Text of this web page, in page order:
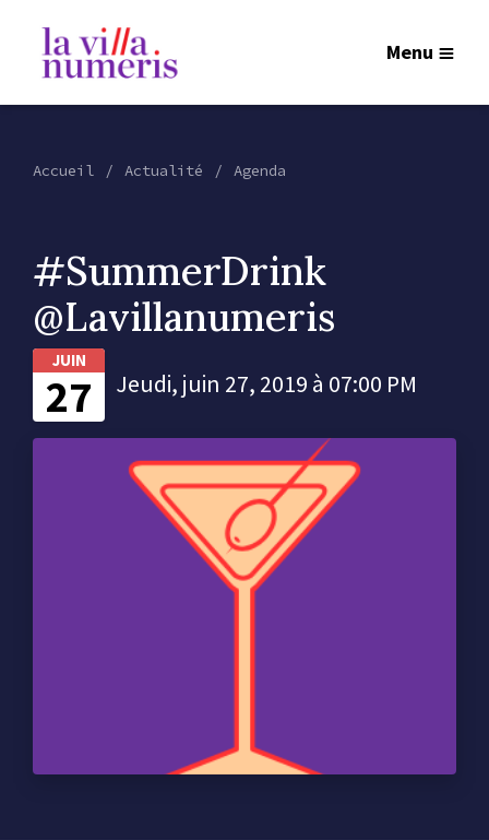
Menu
Accueil Actualité Agenda
#SummerDrink
@Lavillanumeris
JUIN
27 Jeudi, juin 27, 2019 à 07:00 PM